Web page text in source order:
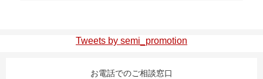
Tweets by semi_promotion
お電話でのご相談窓口